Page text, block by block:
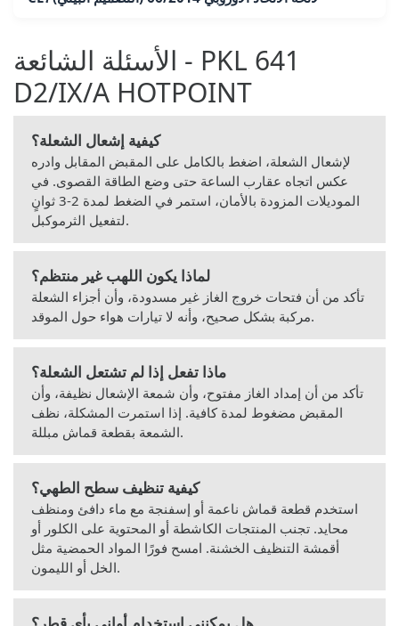
الأسئلة الشائعة - PKL 641
D2/IX/A HOTPOINT
كيفية إشعال الشعلة؟
لإشعال الشعلة، اضغط بالكامل على المقبض المقابل وادره
عكس اتجاه عقارب الساعة حتى وضع الطاقة القصوى. في
الموديلات المزودة بالأمان، استمر في الضغط لمدة 2-3 ثوانٍ
لتفعيل الثرموكبل.
لماذا يكون اللهب غير منتظم؟
تأكد من أن فتحات خروج الغاز غير مسدودة، وأن أجزاء الشعلة
مركبة بشكل صحيح، وأنه لا تيارات هواء حول الموقد.
ماذا تفعل إذا لم تشتعل الشعلة؟
تأكد من أن إمداد الغاز مفتوح، وأن شمعة الإشعال نظيفة، وأن
المقبض مضغوط لمدة كافية. إذا استمرت المشكلة، نظف
الشمعة بقطعة قماش مبللة.
كيفية تنظيف سطح الطهي؟
استخدم قطعة قماش ناعمة أو إسفنجة مع ماء دافئ ومنظف
محايد. تجنب المنتجات الكاشطة أو المحتوية على الكلور أو
أقمشة التنظيف الخشنة. امسح فورًا المواد الحمضية مثل
الخل أو الليمون.